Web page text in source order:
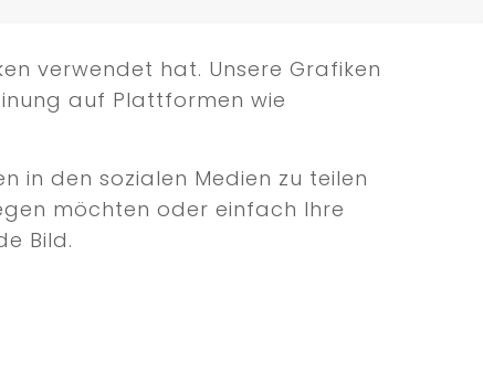
verwendet hat. Unsere Grafiken
auf Plattformen wie
in den sozialen Medien zu teilen
möchten oder einfach Ihre
Bild.